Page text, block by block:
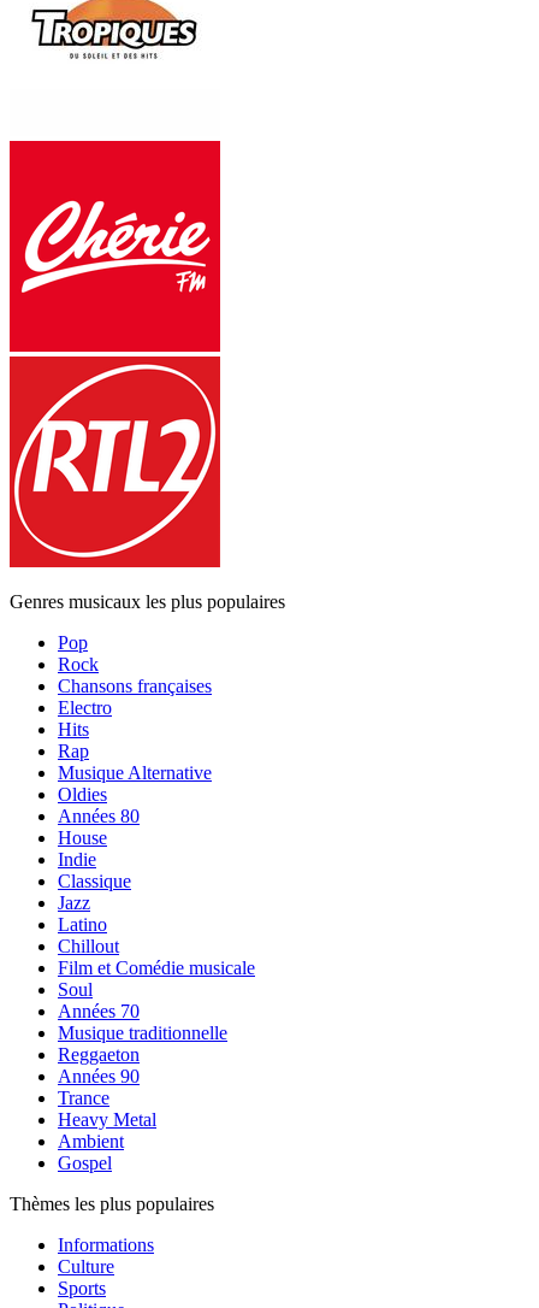
Genres musicaux les plus populaires
Pop
Rock
Chansons françaises
Electro
Hits
Rap
Musique Alternative
Oldies
Années 80
House
Indie
Classique
Jazz
Latino
Chillout
Film et Comédie musicale
Soul
Années 70
Musique traditionnelle
Reggaeton
Années 90
Trance
Heavy Metal
Ambient
Gospel
Thèmes les plus populaires
Informations
Culture
Sports